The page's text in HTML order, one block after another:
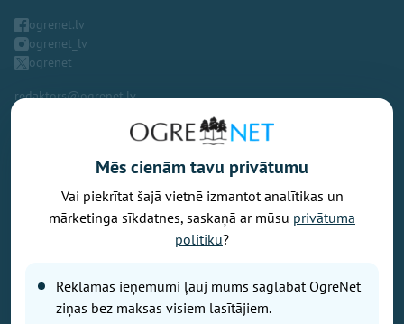
ogrenet.lv
ogrenet_lv
ogrenet
redaktors@ogrenet.lv
Vēlaties izteikt savu viedokli par portālu? Pamanījāt kļūdu? Ir
problēma, ko vēlaties apspriest publiski? Vēlaties iesūtīt rakstu par
Jums aktuālu tēmu? Varbūt Jums vajadzīgs padoms? Rakstiet uz
Izdevējs: SIA "Ogres Balss".
Mēs cienām tavu privātumu
Vai piekrītat šajā vietnē izmantot analītikas un
mārketinga sīkdatnes, saskaņā ar mūsu privātuma
politiku?
Reklāmas ieņēmumi ļauj mums saglabāt OgreNet
ziņas bez maksas visiem lasītājiem.